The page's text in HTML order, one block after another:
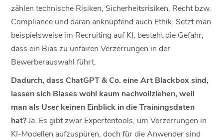
zählen technische Risiken, Sicherheitsrisiken, Recht bzw.
Compliance und daran anknüpfend auch Ethik. Setzt man
beispielsweise im Recruiting auf KI, besteht die Gefahr,
dass ein Bias zu unfairen Verzerrungen in der
Bewerberauswahl führt.
Dadurch, dass ChatGPT & Co. eine Art Blackbox sind,
lassen sich Biases wohl kaum nachvollziehen, weil
man als User keinen Einblick in die Trainingsdaten
hat? Ja. Es gibt zwar Expertentools, um Verzerrungen in
KI-Modellen aufzuspüren, doch für die Anwender sind